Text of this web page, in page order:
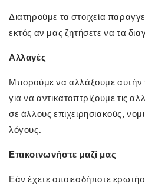
Διατηρούμε τα στοιχεία
εκτός αν μας ζητήσετε να τα
Αλλαγές
Μπορούμε να αλλάξουμε αυτήν
για να αντικατοπτρίζουμε τις
σε άλλους επιχειρησιακούς,
λόγους.
Επικοινωνήστε μαζί μας
Εάν έχετε οποιεσδήποτε